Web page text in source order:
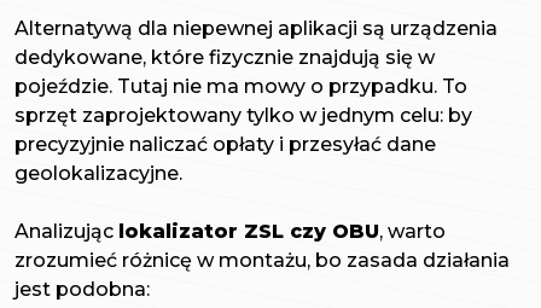
Alternatywą dla niepewnej aplikacji są urządzenia
dedykowane, które fizycznie znajdują się w
pojeździe. Tutaj nie ma mowy o przypadku. To
sprzęt zaprojektowany tylko w jednym celu: by
precyzyjnie naliczać opłaty i przesyłać dane
geolokalizacyjne.
Analizując lokalizator ZSL czy OBU, warto
zrozumieć różnicę w montażu, bo zasada działania
jest podobna: